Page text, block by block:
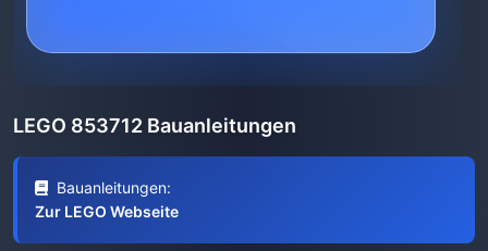
LEGO 853712 Bauanleitungen
Bauanleitungen:
Zur LEGO Webseite